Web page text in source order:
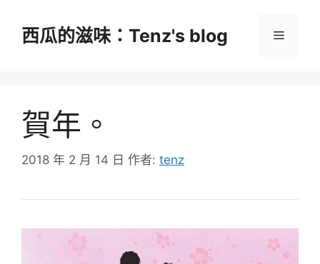
西瓜的滋味：Tenz's blog 選
賀年。
2018 年 2 月 14 日 作者: tenz